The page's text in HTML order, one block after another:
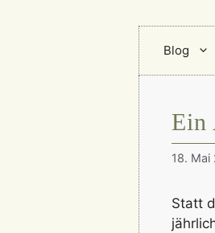
Blog
Ein
18. Mai
Statt